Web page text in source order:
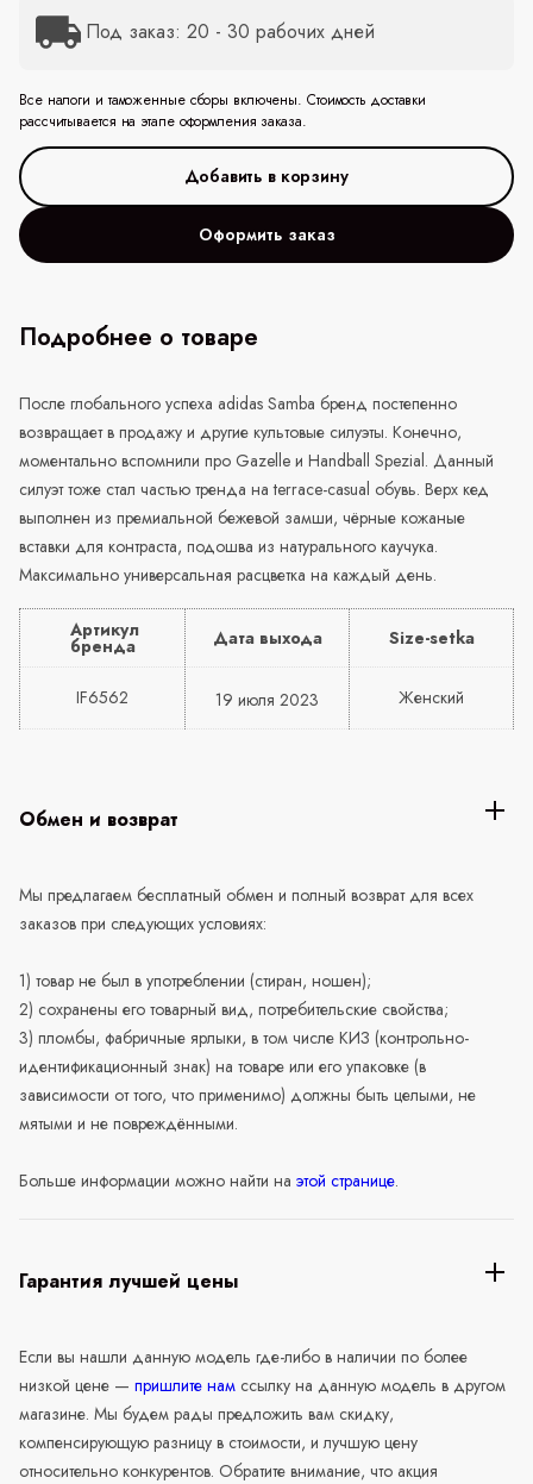
Под заказ: 20 - 30 рабочих дней
Все налоги и таможенные сборы включены. Стоимость доставки
рассчитывается на этапе оформления заказа.
Оформить заказ
Подробнее о товаре
После глобального успеха adidas Samba бренд постепенно
возвращает в продажу и другие культовые силуэты. Конечно,
моментально вспомнили про Gazelle и Handball Spezial. Данный
силуэт тоже стал частью тренда наterrace-casual обувь. Верх кед
выполнен из премиальной бежевой замши, чёрные кожаные
вставки для контраста, подошва из натурального каучука.
Максимально универсальная расцветка на каждый день.
Артикул
бренда Дата выхода Size-setka
IF6562 19 июля 2023 Женский
Обмен и возврат
Мы предлагаем бесплатный обмен и полный возврат для всех
заказов при следующих условиях:
1) товар не был в употреблении (стиран, ношен);
2) сохранены его товарный вид, потребительские свойства;
3) пломбы, фабричные ярлыки, в том числе КИЗ (контрольно-
идентификационный знак) на товаре или его упаковке (в
зависимости от того, что применимо) должны быть целыми, не
мятыми и не повреждёнными.
Больше информации можно найти на этой странице.
Гарантия лучшей цены
Если вы нашли данную модель где-либо в наличии по более
низкой цене — пришлите нам ссылку на данную модель в другом
магазине. Мы будем рады предложить вам скидку,
компенсирующую разницу в стоимости, и лучшую цену
относительно конкурентов. Обратите внимание, что акция